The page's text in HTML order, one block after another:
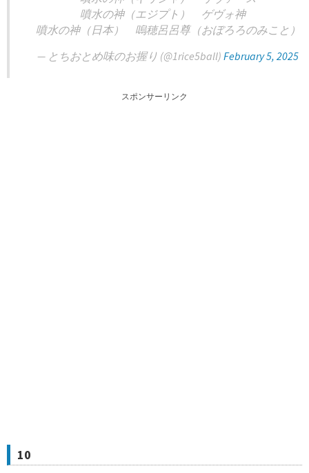
噴水の神（エジプト） ゲヴォ神
噴水の神（日本） 嗚穂呂呂尊（おぼろろのみこと）
— とちおとめ味のお握り (@1rice5ball) February 5, 2025
スポンサーリンク
10